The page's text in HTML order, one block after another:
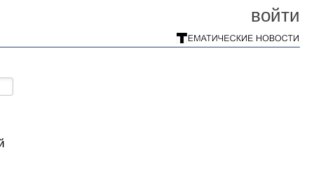
войти